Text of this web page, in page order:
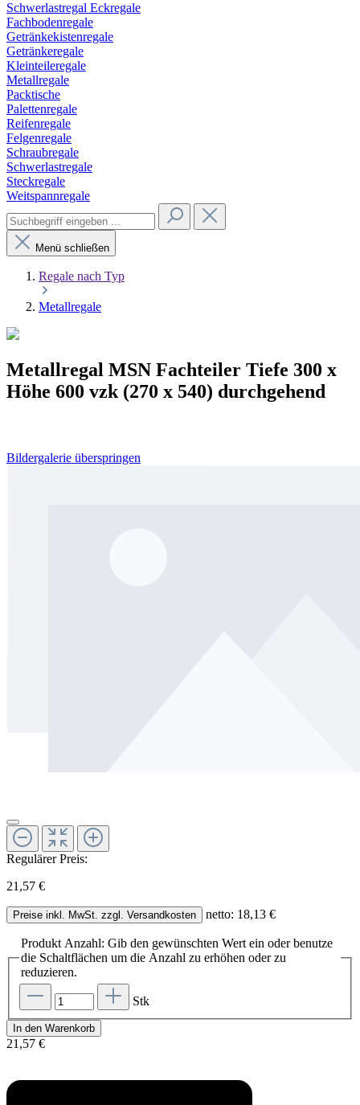
Schwerlastregal Eckregale
Fachbodenregale
Getränkekistenregale
Getränkeregale
Kleinteileregale
Metallregale
Packtische
Palettenregale
Reifenregale
Felgenregale
Schraubregale
Schwerlastregale
Steckregale
Weitspannregale
Menü schließen
Regale nach Typ
Metallregale
Metallregal MSN Fachteiler Tiefe 300 x
Höhe 600 vzk (270 x 540) durchgehend
Bildergalerie überspringen
Regulärer Preis:
21,57 €
Preise inkl. MwSt. zzgl. Versandkosten netto: 18,13 €
Produkt Anzahl: Gib den gewünschten Wert ein oder benutze
die Schaltflächen um die Anzahl zu erhöhen oder zu
reduzieren.
Stk
In den Warenkorb
21,57 €